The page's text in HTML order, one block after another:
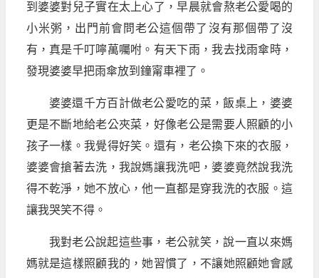
到婆婆對兒子實在太上心了，早晨就會熬老公愛喝的
小米粥，出門前會問老公這個帶了沒有那個帶了沒
有，真是千叮嚀萬囑咐。有天下雨，我去找雨傘時，
發現婆婆早把雨傘放到鐘甯車裡了。
婆婆還千方百計做老公愛吃的菜，飯桌上，婆婆
更是不斷地給老公夾菜，好像老公是需要人照顧的小
孩子一樣。我覺得好笑。還有，老公換下來的衣服，
婆婆會搶著去洗，我說媽讓我洗吧，婆婆竟然說我洗
得不乾淨，她不放心，他一直都是穿我洗的衣服。這
讓我哭笑不得。
我對老公說起這些事，老公就笑，說一直以來媽
媽就是這樣照顧我的，她習慣了，不讓她照顧她會感